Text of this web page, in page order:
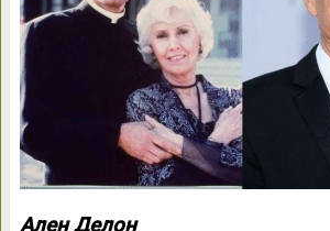
Ален Делон